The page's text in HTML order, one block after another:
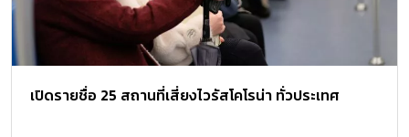
เปิดรายชื่อ 25 สถานที่เสี่ยงไวรัสโคโรน่า ทั่วประเทศ